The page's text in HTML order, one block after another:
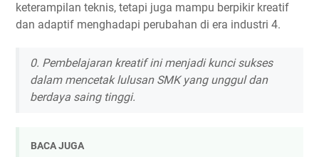
keterampilan teknis, tetapi juga mampu berpikir kreatif
dan adaptif menghadapi perubahan di era industri 4.
0. Pembelajaran kreatif ini menjadi kunci sukses
dalam mencetak lulusan SMK yang unggul dan
berdaya saing tinggi.
BACA JUGA